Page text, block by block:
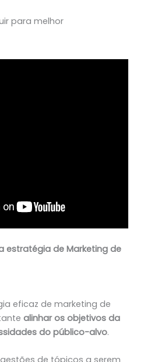
para melhor
estratégia de Marketing de
eficaz de marketing de
alinhar os objetivos da
do público-alvo.